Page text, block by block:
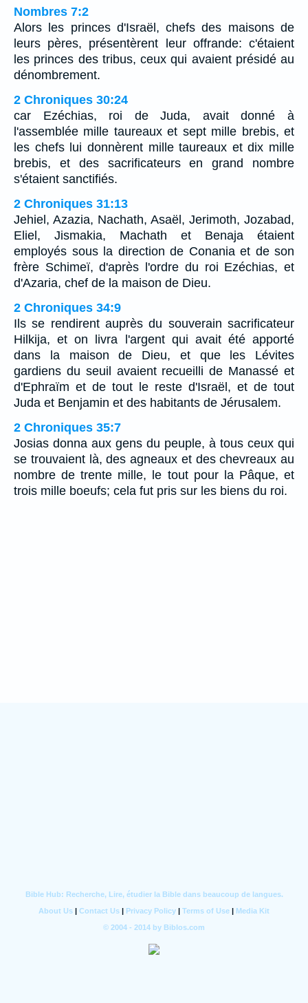
Nombres 7:2
Alors les princes d'Israël, chefs des maisons de
leurs pères, présentèrent leur offrande: c'étaient
les princes des tribus, ceux qui avaient présidé au
dénombrement.
2 Chroniques 30:24
car Ezéchias, roi de Juda, avait donné à
l'assemblée mille taureaux et sept mille brebis, et
les chefs lui donnèrent mille taureaux et dix mille
brebis, et des sacrificateurs en grand nombre
s'étaient sanctifiés.
2 Chroniques 31:13
Jehiel, Azazia, Nachath, Asaël, Jerimoth, Jozabad,
Eliel, Jismakia, Machath et Benaja étaient
employés sous la direction de Conania et de son
frère Schimeï, d'après l'ordre du roi Ezéchias, et
d'Azaria, chef de la maison de Dieu.
2 Chroniques 34:9
Ils se rendirent auprès du souverain sacrificateur
Hilkija, et on livra l'argent qui avait été apporté
dans la maison de Dieu, et que les Lévites
gardiens du seuil avaient recueilli de Manassé et
d'Ephraïm et de tout le reste d'Israël, et de tout
Juda et Benjamin et des habitants de Jérusalem.
2 Chroniques 35:7
Josias donna aux gens du peuple, à tous ceux qui
se trouvaient là, des agneaux et des chevreaux au
nombre de trente mille, le tout pour la Pâque, et
trois mille boeufs; cela fut pris sur les biens du roi.